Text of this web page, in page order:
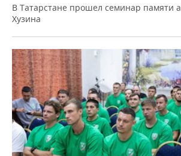
В Татарстане прошел семинар памяти
Хузина